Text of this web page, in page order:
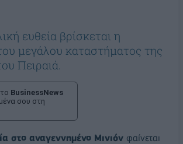
ευθεία βρίσκεται η
μεγάλου καταστήματος της
Πειραιά.
BusinessNews
σου στη
στο αναγεννημένο Μινιόν φαίνεται